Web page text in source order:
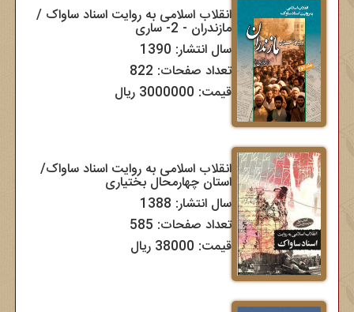
انقلاب اسلامی به روایت اسناد ساواک /
مازندران - 2- ساری
سال انتشار: 1390
تعداد صفحات: 822
قیمت: 3000000 ریال
انقلاب اسلامی به روایت اسناد ساواک/
استان چهارمحال بختیاری
سال انتشار: 1388
تعداد صفحات: 585
قیمت: 38000 ریال